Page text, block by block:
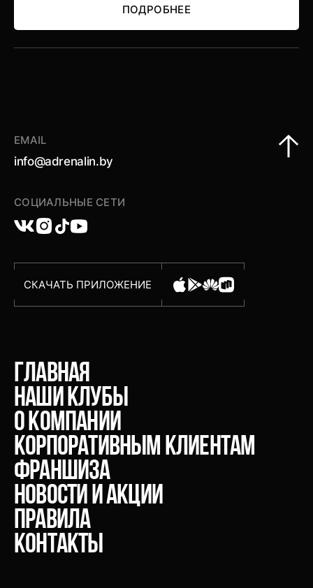
ПОДРОБНЕЕ
EMAIL
info@adrenalin.by
СОЦИАЛЬНЫЕ СЕТИ
СКАЧАТЬ ПРИЛОЖЕНИЕ
главная
Наши клубы
О компании
Корпоративным клиентам
Франшиза
Новости и акции
Правила
Контакты